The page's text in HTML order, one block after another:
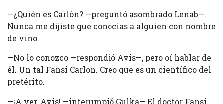
—¿Quién es Carlón? —preguntó asombrado Lenab—.
Nunca me dijiste que conocías a alguien con nombre
de vino.
—No lo conozco —respondió Avis—, pero oí hablar de
él. Un tal Fansi Carlon. Creo que es un científico del
pretérito.
—¡A ver, Avis! —interumpió Gulka— El doctor Fansi